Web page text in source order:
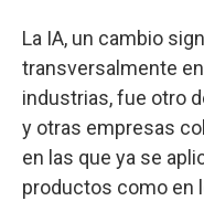
La IA, un cambio
transversalmente
industrias, fue otro
y otras empresas
en las que ya se
productos como en